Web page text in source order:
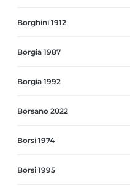
Borghini 1912
Borgia 1987
Borgia 1992
Borsano 2022
Borsi 1974
Borsi 1995